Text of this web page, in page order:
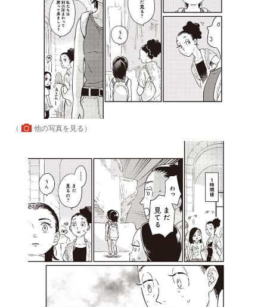
（ 他の写真を見る ）